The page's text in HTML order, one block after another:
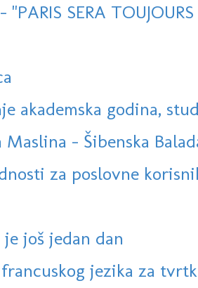
"PARIS SERA
akademska godina,
Maslina - Šibenska
za poslovne
još jedan dan
jezika za